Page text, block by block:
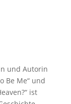
und Autorin
Be Me“ und
ist